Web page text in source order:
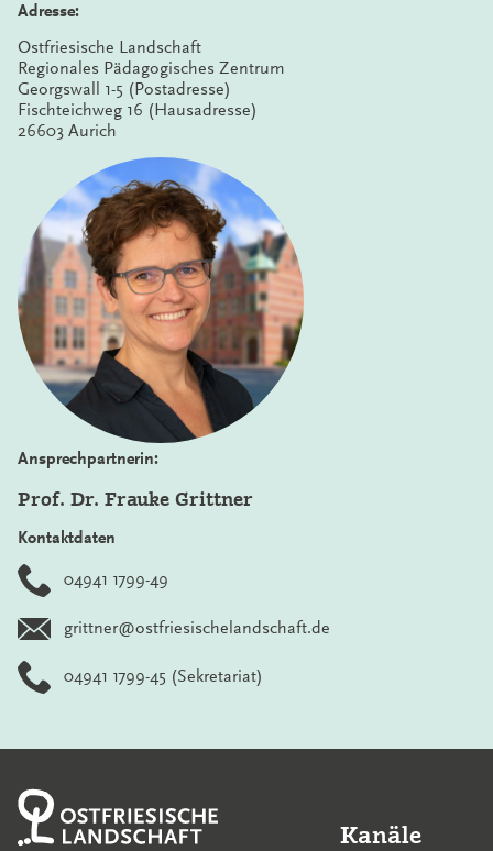
Adresse:
Ostfriesische Landschaft
Regionales Pädagogisches Zentrum
Georgswall 1-5 (Postadresse)
Fischteichweg 16 (Hausadresse)
26603 Aurich
Ansprechpartnerin:
Prof. Dr. Frauke Grittner
Kontaktdaten
04941 1799-49
grittner@ostfriesischelandschaft.de
04941 1799-45 (Sekretariat)
Kanäle